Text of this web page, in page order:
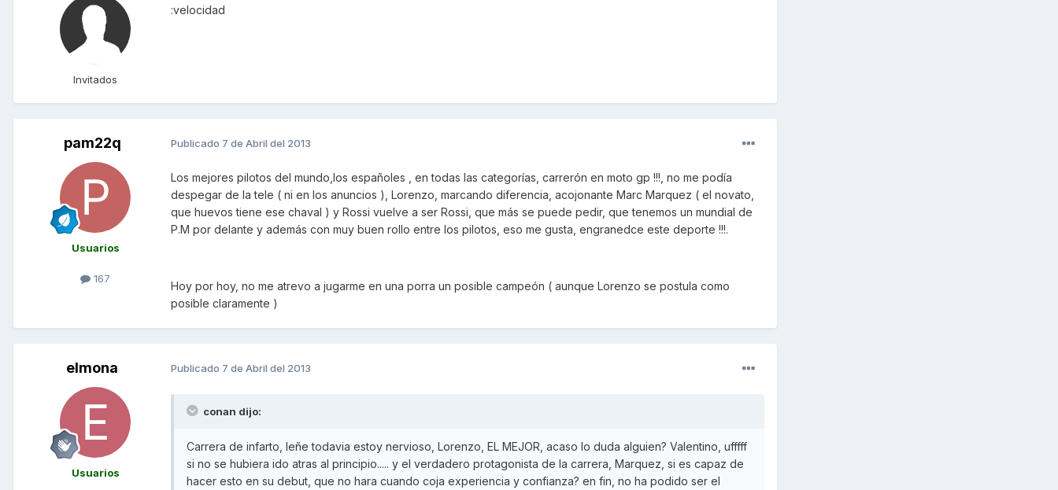
Invitados
:velocidad
pam22q
Usuarios
167
Publicado 7 de Abril del 2013
Los mejores pilotos del mundo,los españoles , en todas las categorías, carrerón en moto gp !!!, no me podía
despegar de la tele ( ni en los anuncios ), Lorenzo, marcando diferencia, acojonante Marc Marquez ( el novato,
que huevos tiene ese chaval ) y Rossi vuelve a ser Rossi, que más se puede pedir, que tenemos un mundial de
P.M por delante y además con muy buen rollo entre los pilotos, eso me gusta, engranedce este deporte !!!.
Hoy por hoy, no me atrevo a jugarme en una porra un posible campeón ( aunque Lorenzo se postula como
posible claramente )
elmona
Usuarios
Publicado 7 de Abril del 2013
conan dijo:
Carrera de infarto, leñe todavia estoy nervioso, Lorenzo, EL MEJOR, acaso lo duda alguien? Valentino, ufffff
si no se hubiera ido atras al principio..... y el verdadero protagonista de la carrera, Marquez, si es capaz de
hacer esto en su debut, que no hara cuando coja experiencia y confianza? en fin, no ha podido ser el